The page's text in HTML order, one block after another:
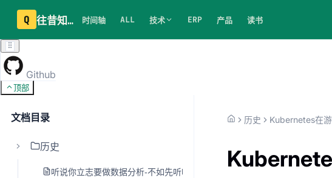
Q 往昔知识库 时间轴 ALL 技术 ERP 产品 读书
Github
顶部
文档目录
历史
听说你立志要做数据分析-不如先听听老司机的建议
历史 Kubernetes在